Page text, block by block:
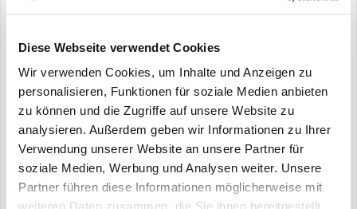
Diese Webseite verwendet Cookies
Wir verwenden Cookies, um Inhalte und Anzeigen zu
personalisieren, Funktionen für soziale Medien anbieten
zu können und die Zugriffe auf unsere Website zu
analysieren. Außerdem geben wir Informationen zu Ihrer
Verwendung unserer Website an unsere Partner für
soziale Medien, Werbung und Analysen weiter. Unsere
Partner führen diese Informationen möglicherweise mit
Zuletzt aktualisiert
Letzte 24 Stunden
Letzte Woche
Letzter Monat
Letzte Sechs Monate
Letztes Jahr
Benutzerdefiniert